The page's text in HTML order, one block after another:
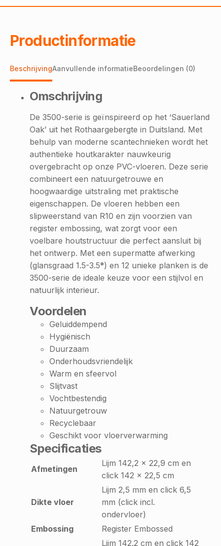
Productinformatie
BeschrijvingAanvullende informatieBeoordelingen (0)
Omschrijving
De 3500-serie is geïnspireerd op het ‘Sauerland
Oak’ uit het Rothaargebergte in Duitsland. Met
behulp van moderne scantechnieken wordt het
authentieke houtkarakter nauwkeurig
overgebracht op onze PVC-vloeren. Deze serie
combineert een natuurgetrouwe en
hoogwaardige uitstraling met praktische
eigenschappen. De vloeren hebben een
slipweerstand van R10 en zijn voorzien van
register embossing, wat zorgt voor een
voelbare houtstructuur die perfect aansluit bij
het ontwerp. Met een supermatte afwerking
(glansgraad 1.5-3.5°) en 12 unieke planken is de
3500-serie de ideale keuze voor een stijlvol en
natuurlijk interieur.
Voordelen
Geluiddempend
Hygiënisch
Duurzaam
Onderhoudsvriendelijk
Warm en sfeervol
Slijtvast
Vochtbestendig
Natuurgetrouw
Recyclebaar
Geschikt voor vloerverwarming
Specificaties
Afmetingen
Lijm 142,2 x 22,9 cm en
click 142 x 22,5 cm
Dikte vloer
Lijm 2,5 mm en click 6,5
mm (click incl.
ondervloer)
Embossing
Register Embossed
Lijm 142.2 cm en click 142